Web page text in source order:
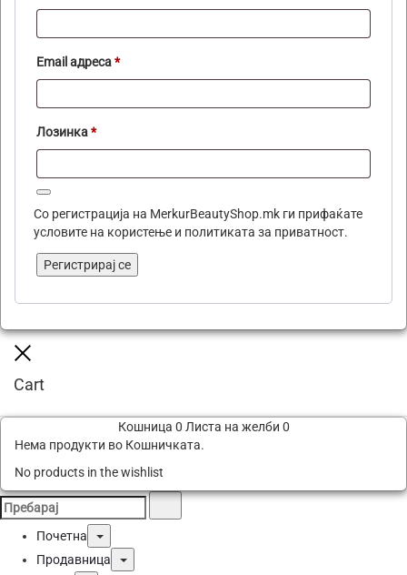
Email адреса*Задолжително
Лозинка*Задолжително
Со регистрација на MerkurBeautyShop.mk ги прифаќате
условите на користење и политиката за приватност.
Регистрирај се
Cart
Кошница 0 Листа на желби 0
Нема продукти во Кошничката.
No products in the wishlist
Search
for:
Пребарај
Почетна
Toggle
Продавница
Toggle